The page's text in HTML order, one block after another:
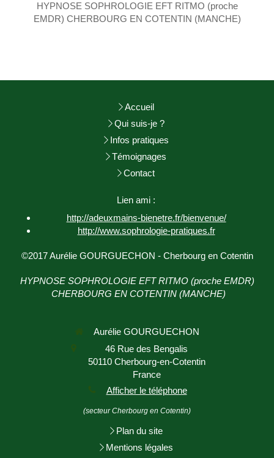
HYPNOSE SOPHROLOGIE EFT RITMO (proche
EMDR) CHERBOURG EN COTENTIN (MANCHE)
Accueil
Qui suis-je ?
Infos pratiques
Témoignages
Contact
Lien ami :
http://adeuxmains-bienetre.fr/bienvenue/
http://www.sophrologie-pratiques.fr
©2017 Aurélie GOURGUECHON - Cherbourg en Cotentin
HYPNOSE SOPHROLOGIE EFT RITMO (proche EMDR)
CHERBOURG EN COTENTIN (MANCHE)
Aurélie GOURGUECHON
46 Rue des Bengalis
50110 Cherbourg-en-Cotentin
France
Afficher le téléphone
(secteur Cherbourg en Cotentin)
Plan du site
Mentions légales